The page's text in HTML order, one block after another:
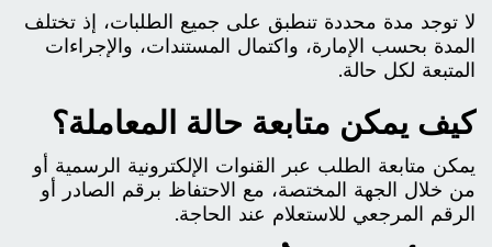
لا توجد مدة محددة تنطبق على جميع الطلبات، إذ تختلف
المدة بحسب الإمارة، واكتمال المستندات، والإجراءات
المتبعة لكل حالة.
كيف يمكن متابعة حالة المعاملة؟
يمكن متابعة الطلب عبر القنوات الإلكترونية الرسمية أو
من خلال الجهة المختصة، مع الاحتفاظ برقم الصادر أو
الرقم المرجعي للاستعلام عند الحاجة.